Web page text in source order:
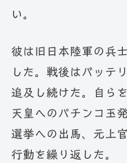
い。
彼は旧日本陸軍の兵
した。戦後はバッテ
追及し続けた。自ら
天皇へのパチンコ玉
選挙への出馬、元上
行動を繰り返した。